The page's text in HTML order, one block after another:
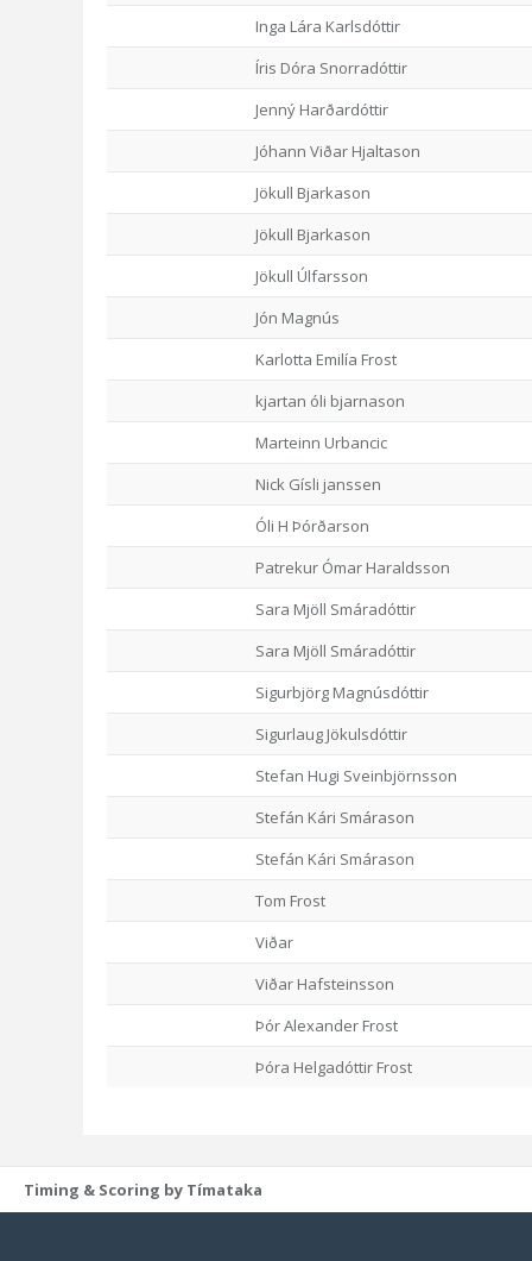
Inga Lára Karlsdóttir
Íris Dóra Snorradóttir
Jenný Harðardóttir
Jóhann Viðar Hjaltason
Jökull Bjarkason
Jökull Bjarkason
Jökull Úlfarsson
Jón Magnús
Karlotta Emilía Frost
kjartan óli bjarnason
Marteinn Urbancic
Nick Gísli janssen
Óli H Þórðarson
Patrekur Ómar Haraldsson
Sara Mjöll Smáradóttir
Sara Mjöll Smáradóttir
Sigurbjörg Magnúsdóttir
Sigurlaug Jökulsdóttir
Stefan Hugi Sveinbjörnsson
Stefán Kári Smárason
Stefán Kári Smárason
Tom Frost
Viðar
Viðar Hafsteinsson
Þór Alexander Frost
Þóra Helgadóttir Frost
Timing & Scoring by Tímataka